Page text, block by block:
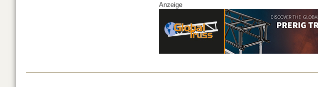
k
Anzeige